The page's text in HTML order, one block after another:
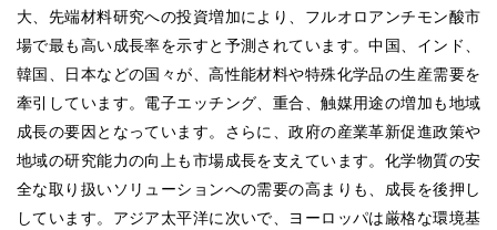
大、先端材料研究への投資増加により、フルオロアンチモン酸市
場で最も高い成長率を示すと予測されています。中国、インド、
韓国、日本などの国々が、高性能材料や特殊化学品の生産需要を
牽引しています。電子エッチング、重合、触媒用途の増加も地域
成長の要因となっています。さらに、政府の産業革新促進政策や
地域の研究能力の向上も市場成長を支えています。化学物質の安
全な取り扱いソリューションへの需要の高まりも、成長を後押し
しています。アジア太平洋に次いで、ヨーロッパは厳格な環境基